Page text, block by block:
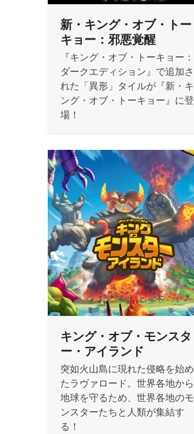
新・キング・オブ・トー
キョー：邪悪覚醒
『キング・オブ・トーキョー：
ダークエディション』で追加さ
れた「異形」タイルが『新・キ
ング・オブ・トーキョー』に登
場！
キング・オブ・モンスタ
ー・アイランド
突如火山島に現れた侵略を始め
たラヴァロード。世界各地から
地球を守るため、世界各地のモ
ンスターたちと人類が集結す
る！